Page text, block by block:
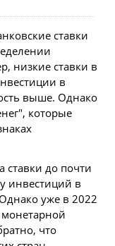
ставки
низкие ставки в
в
выше. Однако
которые
ставки до почти
инвестиций в
уже в 2022
монетарной
что